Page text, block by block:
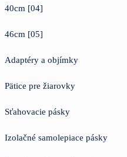
40cm [04]
46cm [05]
Adaptéry a objímky
Pätice pre žiarovky
Sťahovacie pásky
Izolačné samolepiace pásky